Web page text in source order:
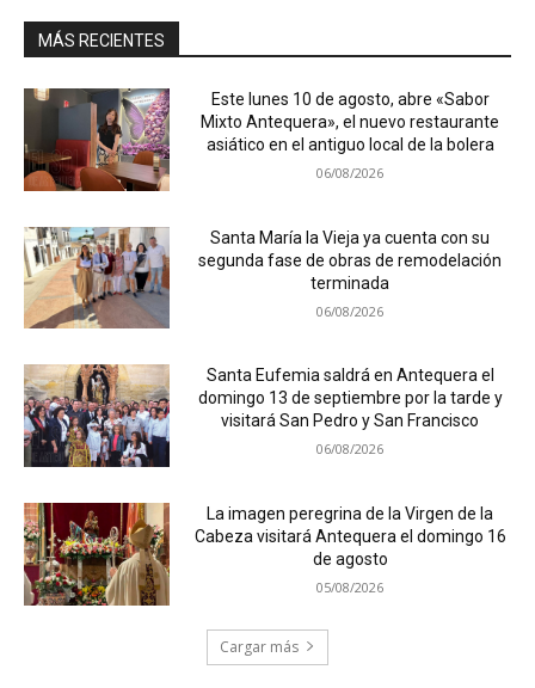
MÁS RECIENTES
Este lunes 10 de agosto, abre «Sabor
Mixto Antequera», el nuevo restaurante
asiático en el antiguo local de la bolera
06/08/2026
Santa María la Vieja ya cuenta con su
segunda fase de obras de remodelación
terminada
06/08/2026
Santa Eufemia saldrá en Antequera el
domingo 13 de septiembre por la tarde y
visitará San Pedro y San Francisco
06/08/2026
La imagen peregrina de la Virgen de la
Cabeza visitará Antequera el domingo 16
de agosto
05/08/2026
Cargar más